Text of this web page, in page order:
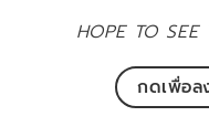
HOPE TO
กดเพื่อล